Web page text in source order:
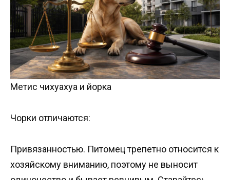
Метис чихуахуа и йорка
Чорки отличаются:
Привязанностью. Питомец трепетно относится к
хозяйскому вниманию, поэтому не выносит